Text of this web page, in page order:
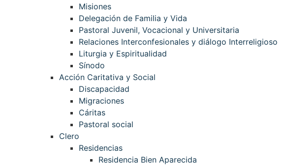
Misiones
Delegación de Familia y Vida
Pastoral Juvenil, Vocacional y Universitaria
Relaciones Interconfesionales y diálogo Interreligioso
Liturgia y Espiritualidad
Sínodo
Acción Caritativa y Social
Discapacidad
Migraciones
Cáritas
Pastoral social
Clero
Residencias
Residencia Bien Aparecida